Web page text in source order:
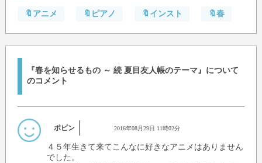
🔖アニメ 🔖ピアノ 🔖インスト 🔖春
『春を知らせるもの ～ 続 夏目友人帳のテーマ』について
のコメント
ポピン 2016年08月29日 11時02分
４５年生きて来てこんなに好きなアニメはありません
でした。